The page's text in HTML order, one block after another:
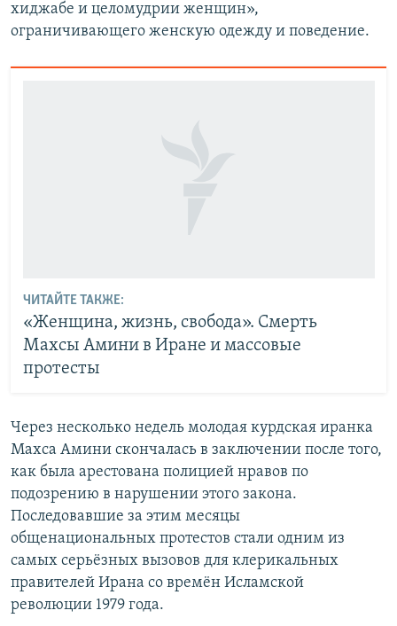
хиджабе и целомудрии женщин»,
ограничивающего женскую одежду и поведение.
ЧИТАЙТЕ ТАКЖЕ:
«Женщина, жизнь, свобода». Смерть
Махсы Амини в Иране и массовые
протесты
Через несколько недель молодая курдская иранка
Махса Амини скончалась в заключении после того,
как была арестована полицией нравов по
подозрению в нарушении этого закона.
Последовавшие за этим месяцы
общенациональных протестов стали одним из
самых серьёзных вызовов для клерикальных
правителей Ирана со времён Исламской
революции 1979 года.